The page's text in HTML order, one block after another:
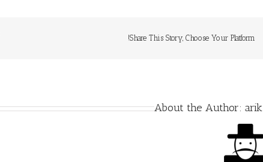
Share This Story, Choose Your Platform!
About the Author: arik